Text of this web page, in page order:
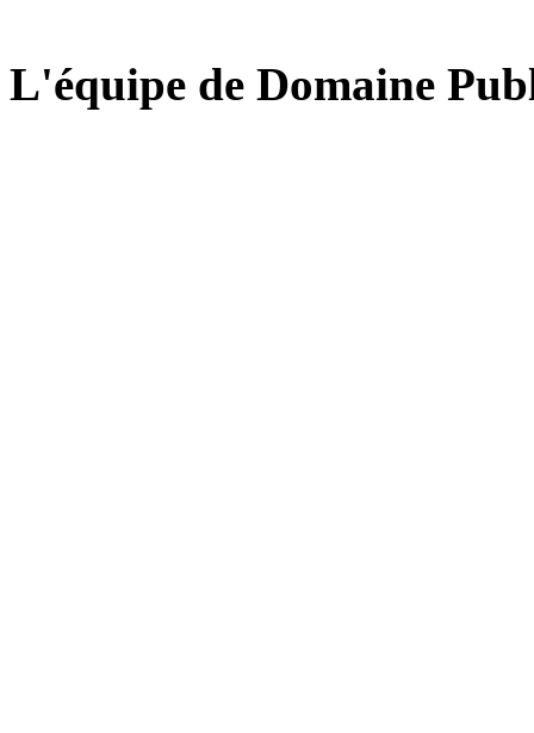
L'équipe de Domaine